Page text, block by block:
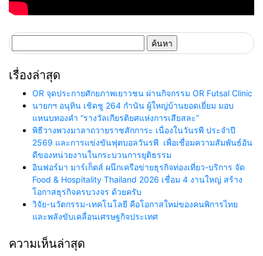
สำหรับ:
เรื่องล่าสุด
OR จุดประกายศักยภาพเยาวชน ผ่านกิจกรรม OR Futsal Clinic
นายกฯ อนุทิน เชิดชู 264 กำนัน ผู้ใหญ่บ้านยอดเยี่ยม มอบ
แหนบทองคำ “รางวัลเกียรติยศแห่งการเสียสละ”
พิธีวางพวงมาลาถวายราชสักการะ เนื่องในวันรพี ประจำปี
2569 และการแข่งขันฟุตบอลวันรพี เพื่อเชื่อมความสัมพันธ์อัน
ดีของหน่วยงานในกระบวนการยุติธรรม
อินฟอร์มา มาร์เก็ตส์ ผนึกเครือข่ายธุรกิจท่องเที่ยว-บริการ จัด
Food & Hospitality Thailand 2026 เชื่อม 4 งานใหญ่ สร้าง
โอกาสธุรกิจครบวงจร ด้วยครับ
วิจัย-นวัตกรรม-เทคโนโลยี คือโอกาสใหม่ของคนพิการไทย
และพลังขับเคลื่อนเศรษฐกิจประเทศ
ความเห็นล่าสุด